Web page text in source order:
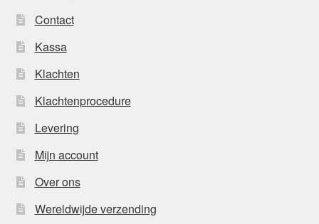
Contact
Kassa
Klachten
Klachtenprocedure
Levering
Mijn account
Over ons
Wereldwijde verzending